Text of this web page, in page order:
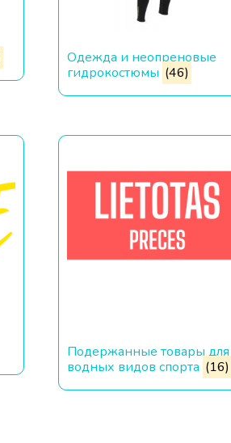
Одежда и неопреновые
гидрокостюмы (46)
Подержанные товары для
водных видов спорта (16)